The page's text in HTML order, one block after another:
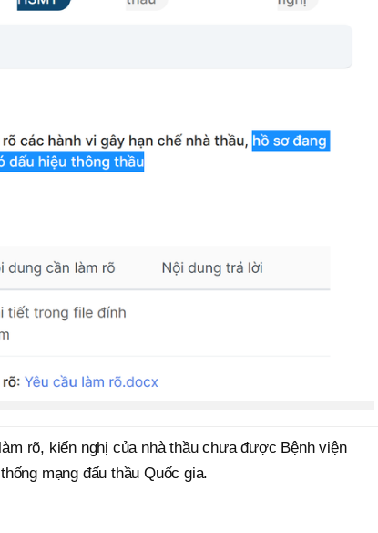
rõ, kiến nghị của nhà thầu chưa được Bệnh viện
mạng đấu thầu Quốc gia.